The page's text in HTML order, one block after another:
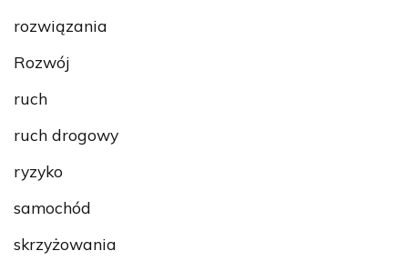
rozwiązania
Rozwój
ruch
ruch drogowy
ryzyko
samochód
skrzyżowania